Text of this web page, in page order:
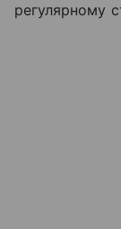
регулярному